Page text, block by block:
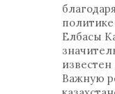
Елбасы
Важную